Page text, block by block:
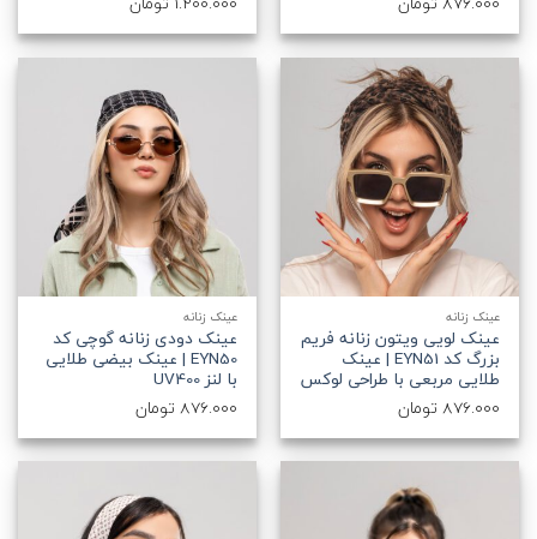
عینک زنانه
عینک لویی ویتون زنانه فریم
بزرگ کد EYN51 | عینک
طلایی مربعی با طراحی لوکس
876.000تومان
عینک زنانه
عینک دودی زنانه گوچی کد
EYN50 | عینک بیضی طلایی
با لنز UV400
876.000تومان